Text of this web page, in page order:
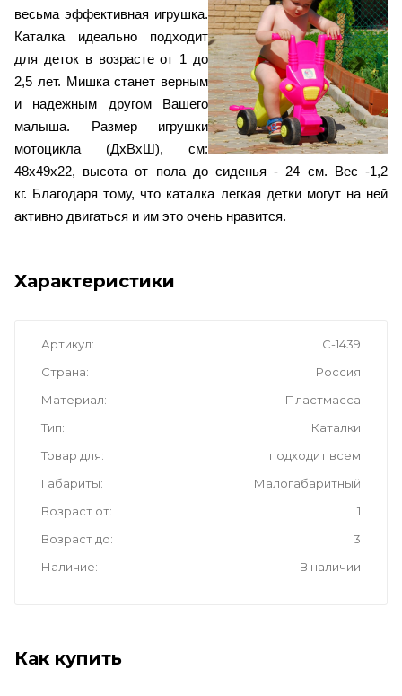
весьма эффективная игрушка.
Каталка идеально подходит
для деток в возрасте от 1 до
2,5 лет. Мишка станет верным
и надежным другом Вашего
малыша. Размер игрушки
мотоцикла (ДхВхШ), см:
48х49х22, высота от пола до сиденья - 24 см. Вес -1,2
кг. Благодаря тому, что каталка легкая детки могут на ней
активно двигаться и им это очень нравится.
Характеристики
Артикул
С-1439
Страна
Россия
Материал
Пластмасса
Тип
Каталки
Товар для
подходит всем
Габариты
Малогабаритный
Возраст от
1
Возраст до
3
Наличие
В наличии
Как купить